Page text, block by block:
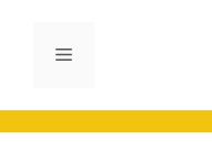
فهرست